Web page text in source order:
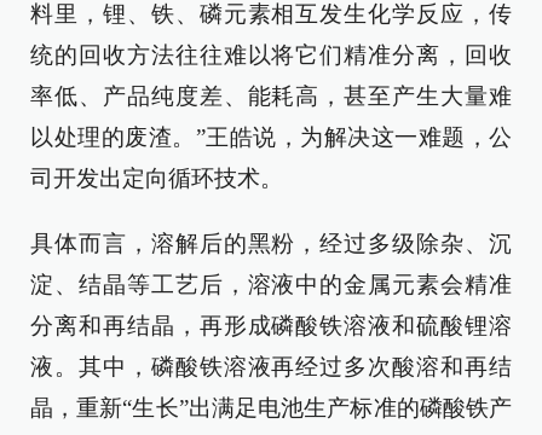
料里，锂、铁、磷元素相互发生化学反应，传
统的回收方法往往难以将它们精准分离，回收
率低、产品纯度差、能耗高，甚至产生大量难
以处理的废渣。”王皓说，为解决这一难题，公
司开发出定向循环技术。
具体而言，溶解后的黑粉，经过多级除杂、沉
淀、结晶等工艺后，溶液中的金属元素会精准
分离和再结晶，再形成磷酸铁溶液和硫酸锂溶
液。其中，磷酸铁溶液再经过多次酸溶和再结
晶，重新“生长”出满足电池生产标准的磷酸铁产